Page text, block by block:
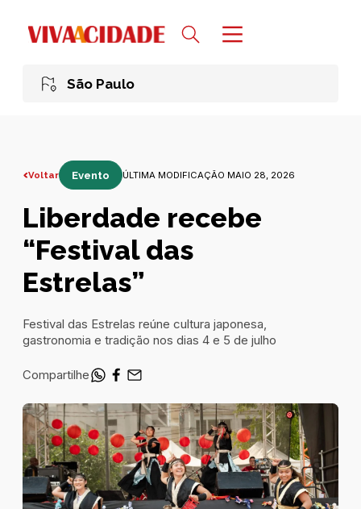
São Paulo
Voltar Evento ÚLTIMA MODIFICAÇÃO MAIO 28, 2026
Liberdade recebe
“Festival das
Estrelas”
Festival das Estrelas reúne cultura japonesa,
gastronomia e tradição nos dias 4 e 5 de julho
Compartilhe